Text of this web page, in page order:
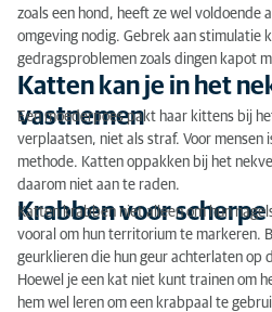
zoals een hond, heeft ze wel voldoende
omgeving nodig. Gebrek aan stimulatie
gedragsproblemen zoals dingen kapot
Katten kan je in het
vastnemen
Een moederpoes pakt haar kittens bij
verplaatsen, niet als straf. Voor mensen
methode. Katten oppakken bij het
daarom niet aan te raden.
Krabben voor scherpe
Katten krabben niet alleen om hun
vooral om hun territorium te markeren.
geurklieren die hun geur achterlaten op
Hoewel je een kat niet kunt trainen om
hem wel leren om een krabpaal te